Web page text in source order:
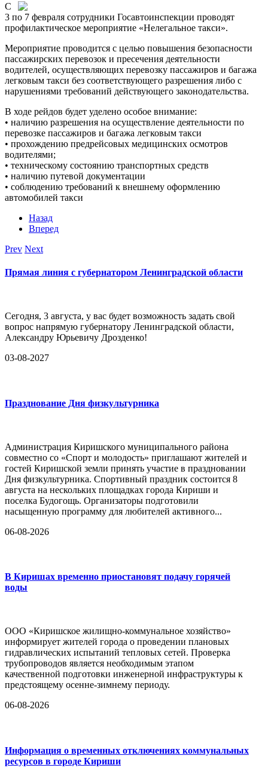
С
3 по 7 февраля сотрудники Госавтоинспекции проводят
профилактическое мероприятие «Нелегальное такси».
Мероприятие проводится с целью повышения безопасности
пассажирских перевозок и пресечения деятельности
водителей, осуществляющих перевозку пассажиров и багажа
легковым такси без соответствующего разрешения либо с
нарушениями требований действующего законодательства.
В ходе рейдов будет уделено особое внимание:
• наличию разрешения на осуществление деятельности по
перевозке пассажиров и багажа легковым такси
• прохождению предрейсовых медицинских осмотров
водителями;
• техническому состоянию транспортных средств
• наличию путевой документации
• соблюдению требований к внешнему оформлению
автомобилей такси
Назад
Вперед
Prev Next
Прямая линия с губернатором Ленинградской области
Сегодня, 3 августа, у вас будет возможность задать свой
вопрос напрямую губернатору Ленинградской области,
Александру Юрьевичу Дрозденко!
03-08-2027
Празднование Дня физкультурника
Администрация Киришского муниципального района
совместно со «Спорт и молодость» приглашают жителей и
гостей Киришской земли принять участие в праздновании
Дня физкультурника. Спортивный праздник состоится 8
августа на нескольких площадках города Кириши и
поселка Будогощь. Организаторы подготовили
насыщенную программу для любителей активного...
06-08-2026
В Киришах временно приостановят подачу горячей
воды
ООО «Киришское жилищно-коммунальное хозяйство»
информирует жителей города о проведении плановых
гидравлических испытаний тепловых сетей. Проверка
трубопроводов является необходимым этапом
качественной подготовки инженерной инфраструктуры к
предстоящему осенне-зимнему периоду.
06-08-2026
Информация о временных отключениях коммунальных
ресурсов в городе Кириши